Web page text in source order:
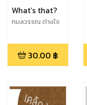
What’s that?
กมลวรรณ ต่างใจ
30.00 ฿